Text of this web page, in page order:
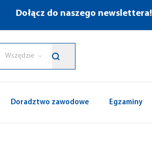
Dołącz do naszego newslettera!
Wszędzie
Doradztwo zawodowe Egzaminy